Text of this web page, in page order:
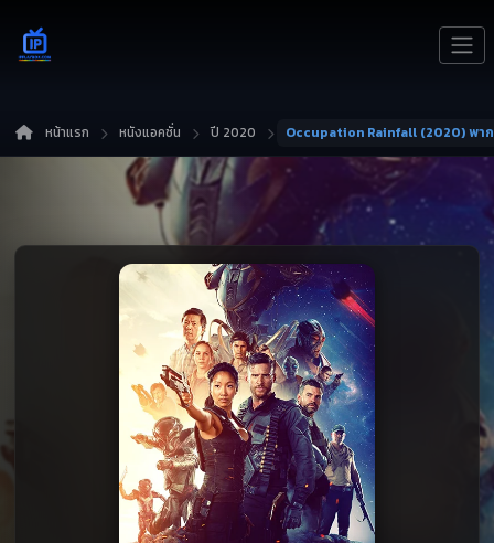
หน้าแรก หนังแอคชั่น ปี 2020 Occupation Rainfall (2020) พา